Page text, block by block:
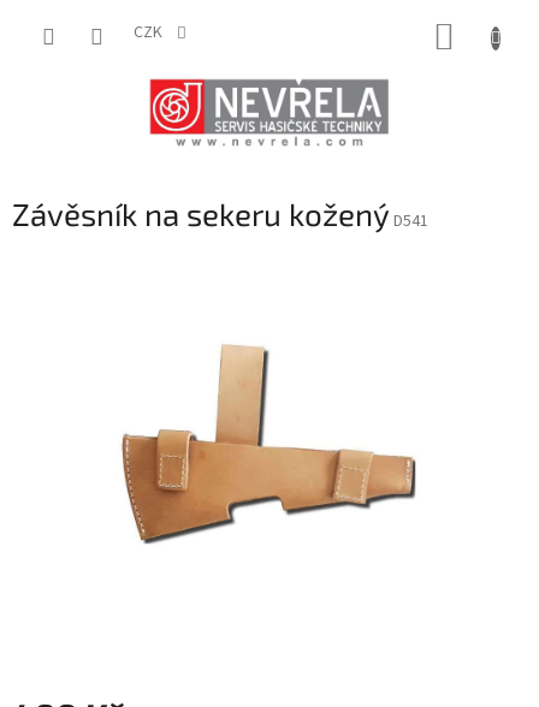
CZK
Závěsník na sekeru kožený D541